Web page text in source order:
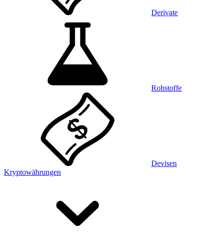
Derivate
Rohstoffe
Devisen
Kryptowährungen